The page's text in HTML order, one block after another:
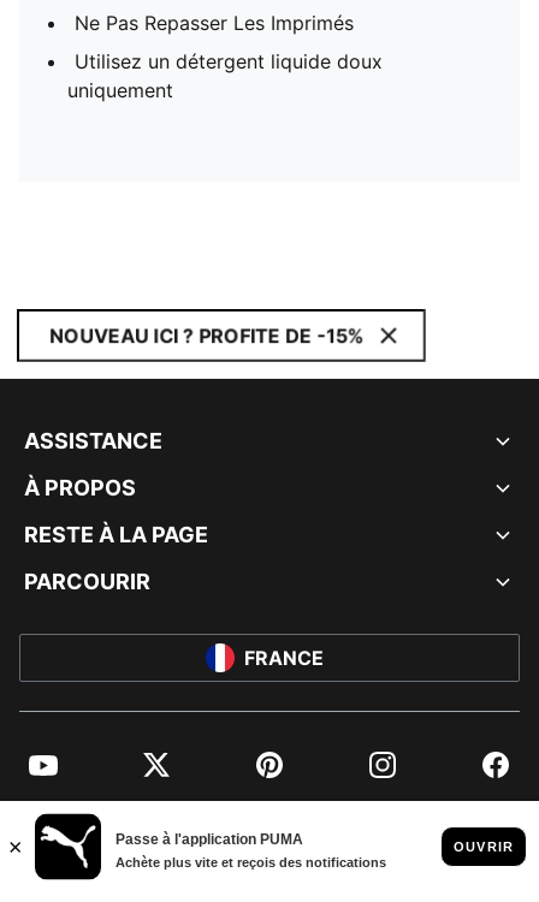
Ne Pas Repasser Les Imprimés
Utilisez un détergent liquide doux
uniquement
NOUVEAU ICI ? PROFITE DE -15%
ASSISTANCE
À PROPOS
RESTE À LA PAGE
PARCOURIR
FRANCE
YouTube Twitter Pinterest Instagram
© PUMA EUROPE GMBH, 2026. TOUS DROITS RÉSERVÉS
MENTIONS ET DONNÉES LÉGALES